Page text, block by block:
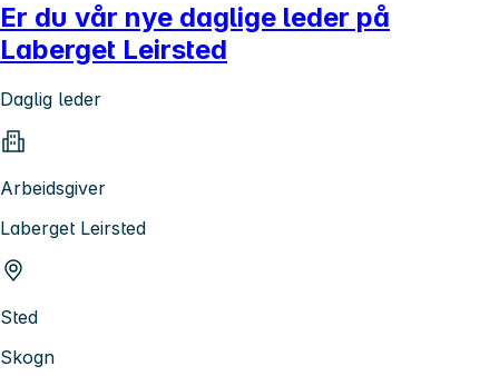
Er du vår nye daglige leder på
Laberget Leirsted
Daglig leder
Arbeidsgiver
Laberget Leirsted
Sted
Skogn